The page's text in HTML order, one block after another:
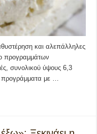
και αλεπάλληλες
προγραμμάτων
συνολικού ύψους 6,3
προγράμματα με …